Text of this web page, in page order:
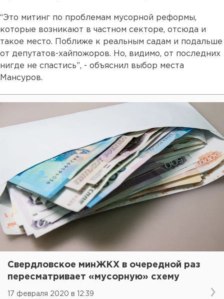
“Это митинг по проблемам мусорной реформы,
которые возникают в частном секторе, отсюда и
такое место. Поближе к реальным садам и подальше
от депутатов-хайпожоров. Но, видимо, от последних
нигде не спастись”, - объяснил выбор места
Мансуров.
Свердловское минЖКХ в очередной раз
пересматривает «мусорную» схему
17 февраля 2020 в 12:39